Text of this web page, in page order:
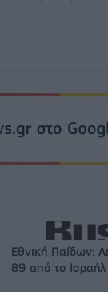
Εθνική Παίδων:
89 από το Ισραήλ